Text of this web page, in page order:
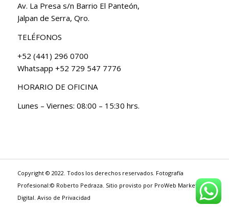
Av. La Presa s/n Barrio El Panteón,
Jalpan de Serra, Qro.
TELÉFONOS
+52 (441) 296 0700
Whatsapp +52 729 547 7776
HORARIO DE OFICINA
Lunes – Viernes: 08:00 – 15:30 hrs.
Copyright © 2022. Todos los derechos reservados. Fotografía
Profesional:© Roberto Pedraza. Sitio provisto por ProWeb Marketing
Digital Aviso de Privacidad